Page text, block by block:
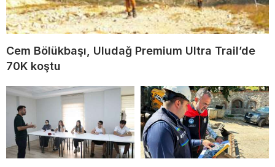
Cem Bölükbaşı, Uludağ Premium Ultra Trail’de
70K koştu